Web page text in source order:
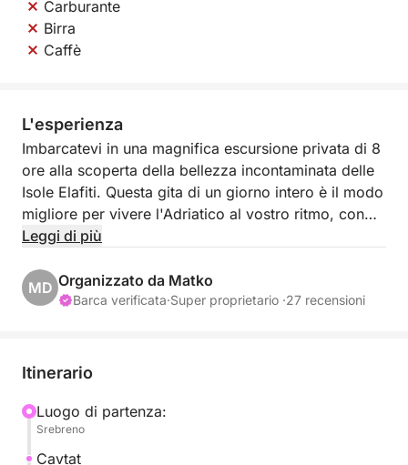
Carburante
Birra
Caffè
L'esperienza
Imbarcatevi in una magnifica escursione privata di 8
ore alla scoperta della bellezza incontaminata delle
Isole Elafiti. Questa gita di un giorno intero è il modo
migliore per vivere l'Adriatico al vostro ritmo, con
comodi punti di prelievo disponibili da Cavtat,
Vecchia di Dubrovnik. La vostra avventura prevede
la visita delle tre principali perle dell'arcipelago: le
accompagnati da un capitano professionista e da
un'hostess dedicata a rendere la vostra giornata
impeccabile. Rilassatevi con i nostri servizi di alta
Leggi di più
MD Organizzato da Matko
Barca verificata·Super proprietario ·27 recensioni
Itinerario
Luogo di partenza:
Srebreno
Cavtat